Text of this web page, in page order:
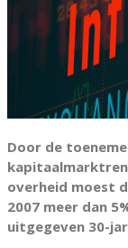
Door de
overheid moest
2007 meer dan
uitgegeven 30-